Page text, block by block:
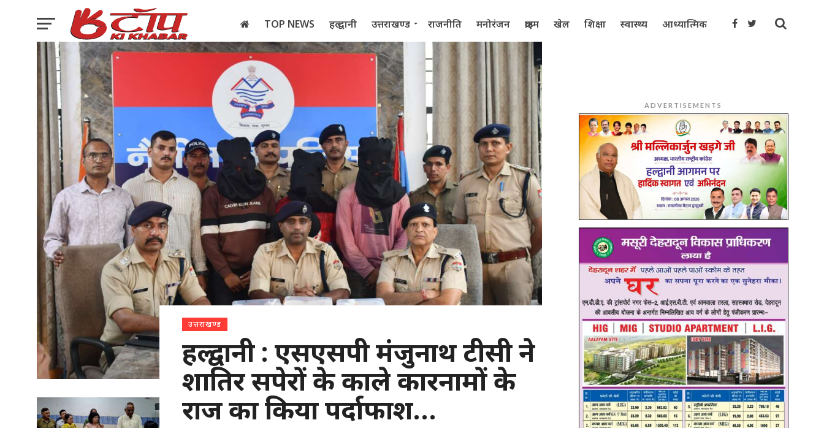
TOP NEWS हल्द्वानी उत्तराखण्ड राजनीति मनोरंजन क्राइम खेल शिक्षा स्वास्थ्य आध्यात्मिक
इलेक्शन 2022
उत्तराखण्ड
हल्द्वानी : एसएसपी मंजुनाथ टीसी ने
शातिर सपेरों के काले कारनामों के
राज का किया पर्दाफाश…
ADVERTISEMENTS